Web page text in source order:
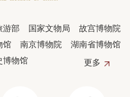
游部 国家文物局
故宫博物院
馆
南京博物院
湖南省博物馆
博物馆
更多